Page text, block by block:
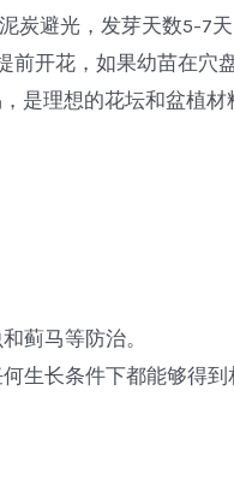
避光，发芽天数5-7
前开花，如果幼苗在
是理想的花坛和盆植材
蓟马等防治。
生长条件下都能够得